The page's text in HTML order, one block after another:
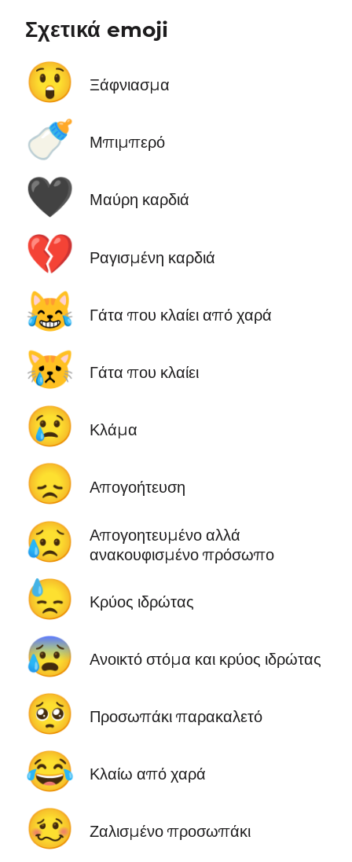
Σχετικά emoji
😲 Ξάφνιασμα
🍼 Μπιμπερό
🖤 Μαύρη καρδιά
💔 Ραγισμένη καρδιά
😹 Γάτα που κλαίει από χαρά
😿 Γάτα που κλαίει
😢 Κλάμα
😞 Απογοήτευση
😥
Απογοητευμένο αλλά
ανακουφισμένο πρόσωπο
😓 Κρύος ιδρώτας
😰 Ανοικτό στόμα και κρύος ιδρώτας
🥺 Προσωπάκι παρακαλετό
😂 Κλαίω από χαρά
🥴 Ζαλισμένο προσωπάκι